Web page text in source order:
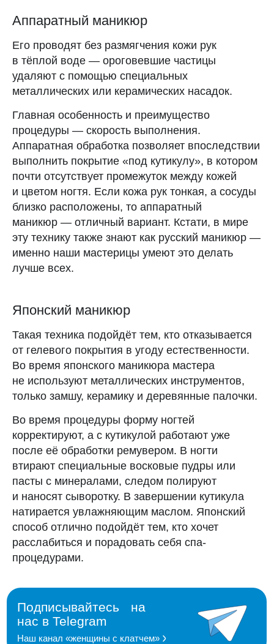
Аппаратный маникюр
Его проводят без размягчения кожи рук
в тёплой воде — ороговевшие частицы
удаляют с помощью специальных
металлических или керамических насадок.
Главная особенность и преимущество
процедуры — скорость выполнения.
Аппаратная обработка позволяет впоследствии
выполнить покрытие «под кутикулу», в котором
почти отсутствует промежуток между кожей
и цветом ногтя. Если кожа рук тонкая, а сосуды
близко расположены, то аппаратный
маникюр — отличный вариант. Кстати, в мире
эту технику также знают как русский маникюр —
именно наши мастерицы умеют это делать
лучше всех.
Японский маникюр
Такая техника подойдёт тем, кто отказывается
от гелевого покрытия в угоду естественности.
Во время японского маникюра мастера
не используют металлических инструментов,
только замшу, керамику и деревянные палочки.
Во время процедуры форму ногтей
корректируют, а с кутикулой работают уже
после её обработки ремувером. В ногти
втирают специальные восковые пудры или
пасты с минералами, следом полируют
и наносят сыворотку. В завершении кутикула
натирается увлажняющим маслом. Японский
способ отлично подойдёт тем, кто хочет
расслабиться и порадовать себя спа-
процедурами.
Читайте также